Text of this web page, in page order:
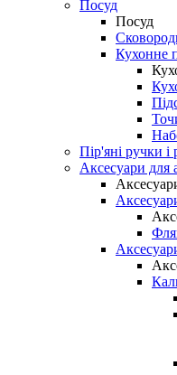
Посуд
Посуд
Кухонне
Пір'яні ручки і
Аксесуари для